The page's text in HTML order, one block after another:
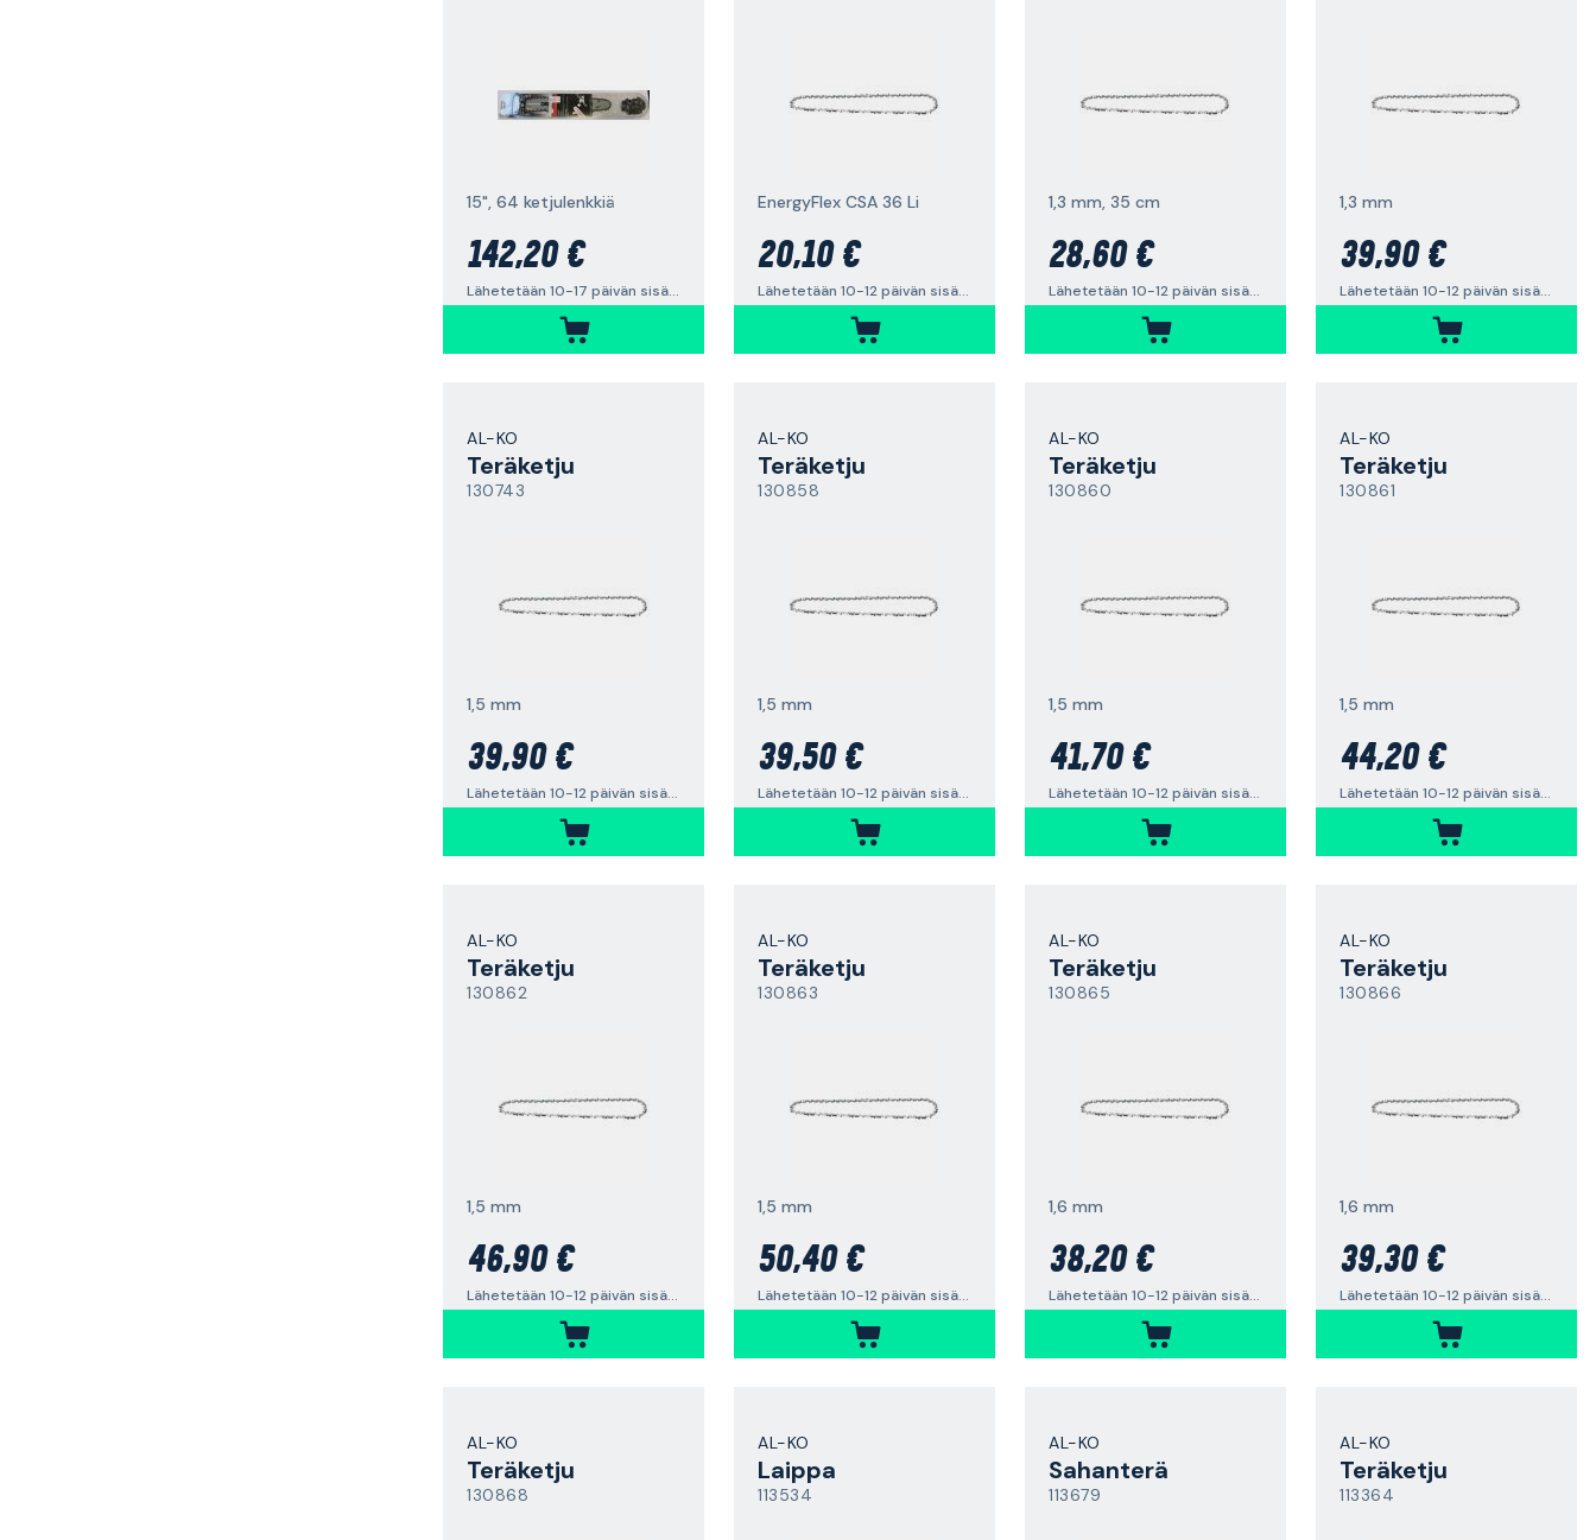
15", 64 ketjulenkkiä
142,20 €
Lähetetään 10-17 päivän sisällä
EnergyFlex CSA 36 Li
20,10 €
Lähetetään 10-12 päivän sisällä
1,3 mm, 35 cm
28,60 €
Lähetetään 10-12 päivän sisällä
1,3 mm
39,90 €
Lähetetään 10-12 päivän sisällä
AL-KO
Teräketju
130743
1,5 mm
39,90 €
Lähetetään 10-12 päivän sisällä
AL-KO
Teräketju
130858
1,5 mm
39,50 €
Lähetetään 10-12 päivän sisällä
AL-KO
Teräketju
130860
1,5 mm
41,70 €
Lähetetään 10-12 päivän sisällä
AL-KO
Teräketju
130861
1,5 mm
44,20 €
Lähetetään 10-12 päivän sisällä
AL-KO
Teräketju
130862
1,5 mm
46,90 €
Lähetetään 10-12 päivän sisällä
AL-KO
Teräketju
130863
1,5 mm
50,40 €
Lähetetään 10-12 päivän sisällä
AL-KO
Teräketju
130865
1,6 mm
38,20 €
Lähetetään 10-12 päivän sisällä
AL-KO
Teräketju
130866
1,6 mm
39,30 €
Lähetetään 10-12 päivän sisällä
AL-KO
Teräketju
130868
AL-KO
Laippa
113534
AL-KO
Sahanterä
113679
AL-KO
Teräketju
113364